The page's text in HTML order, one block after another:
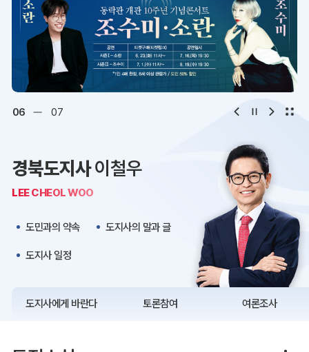
대구·경북
행정 통합
조직도
디지털아카이브 문화·관광
오시는 길
K보듬 6000
정보공개
06 07
경북도지사이철우
LEE CHEOL WOO
도민과의 약속 도지사의 말과 글
도지사 일정
도지사에게 바란다 토론참여 여론조사